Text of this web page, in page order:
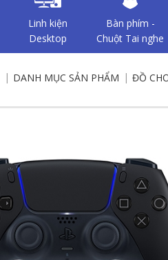
Linh kiện
Desktop
Bàn phím -
Chuột Tai nghe
DANH MỤC SẢN PHẨM ĐỒ